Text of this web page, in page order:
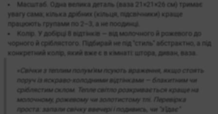
Масштаб. Одна велика деталь (ваза 21×21×26 см) тримає
увагу сама; кілька дрібних (кільця, підсвічники) краще
працюють групами по 2–3, а не поодинці.
Колір. У добірці 8 відтінків — від молочного й рожевого до
чорного й сріблястого. Підбирай не під "стиль" абстрактно, а під
конкретний колір, який вже є в кімнаті: штора, диван, ваза.
«Свічки з теплим полум'ям псують враження, якщо стоять
поруч із яскраво-холодними відтінками — блакитним чи
сріблястим склом. Тепле світло розкривається краще на
молочному, рожевому чи золотистому тлі. Перевірка
проста: запали свічку ввечері і подивись, чи "з'їдає"